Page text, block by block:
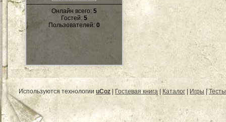
Онлайн всего: 5
Гостей: 5
Пользователей: 0
Используются технологии uCoz Гостевая книга| Каталог Игры |Тесты